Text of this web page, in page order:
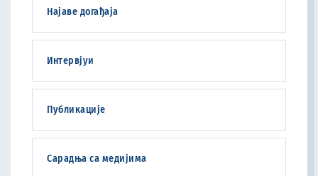
Најаве догађаја
Интервјуи
Публикације
Сарадња са медијима